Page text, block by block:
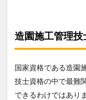
造園施工管理技
国家資格である造園
技士資格の中で最難
できるわけではあり